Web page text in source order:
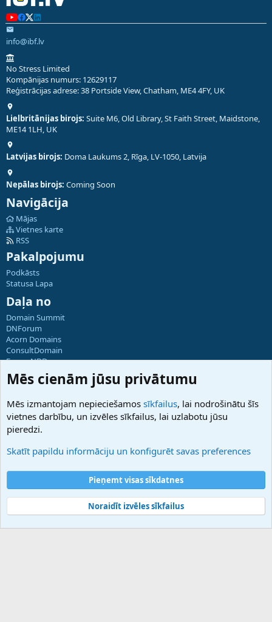
info@ibf.lv
No Stress Limited
Kompānijas numurs: 12629117
Reģistrācijas adrese: 38 Portside View, Chatham, ME4 4FY, UK
Lielbritānijas birojs: Suite M6, Old Library, St Faith Street, Maidstone,
ME14 1LH, UK
Latvijas birojs: Doma Laukums 2, Rīga, LV-1050, Latvija
Nepālas birojs: Coming Soon
Navigācija
Mājas
Vietnes karte
RSS
Pakalpojumu
Podkāsts
Statusa Lapa
Daļa no
Domain Summit
DNForum
Acorn Domains
ConsultDomain
ForumNDD
Domainforum.ro
27.be
Hostmaria
Atbalsts
Palīdzība
Noteikumi un nosacījumi
Privātuma politika
Community platform by XenForo® © 2010-2025 XenForo Ltd.
Mēs cienām jūsu privātumu
Mēs izmantojam nepieciešamos sīkfailus, lai nodrošinātu šīs
vietnes darbību, un izvēles sīkfailus, lai uzlabotu jūsu
pieredzi.
Skatīt papildu informāciju un konfigurēt savas preferences
Pieņemt visas sīkdatnes
Noraidīt izvēles sīkfailus